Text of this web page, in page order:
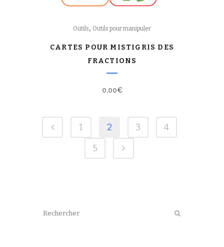
Outils, Outils pour manipuler
CARTES POUR MISTIGRIS DES
FRACTIONS
0,00€
1 2 3
4
5